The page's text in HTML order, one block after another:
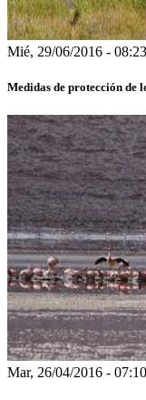
Mié, 29/06/2016 - 08:23
Medidas de protección de
Mar, 26/04/2016 - 07:10